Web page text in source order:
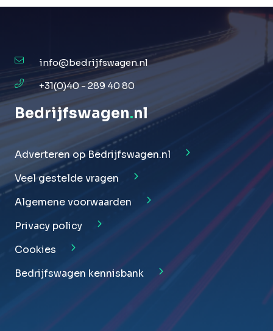
info@bedrijfswagen.nl
+31(0)40 - 289 40 80
Bedrijfswagen.nl
Adverteren op Bedrijfswagen.nl
Veel gestelde vragen
Algemene voorwaarden
Privacy policy
Cookies
Bedrijfswagen kennisbank